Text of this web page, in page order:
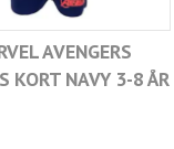
AVENGERS
KORT NAVY 3-8 ÅR